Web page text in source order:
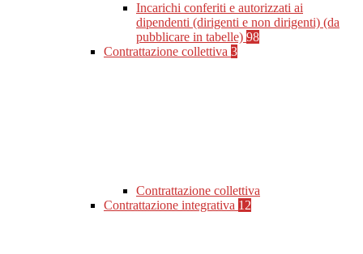
Incarichi conferiti e autorizzati ai
dipendenti (dirigenti e non dirigenti) (da
pubblicare in tabelle) 98
Contrattazione collettiva 3
Contrattazione collettiva
Contrattazione integrativa 12